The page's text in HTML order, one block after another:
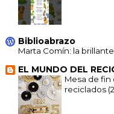
Biblioabrazo
Marta Comín: la
EL MUNDO DEL
Mesa de
reciclados